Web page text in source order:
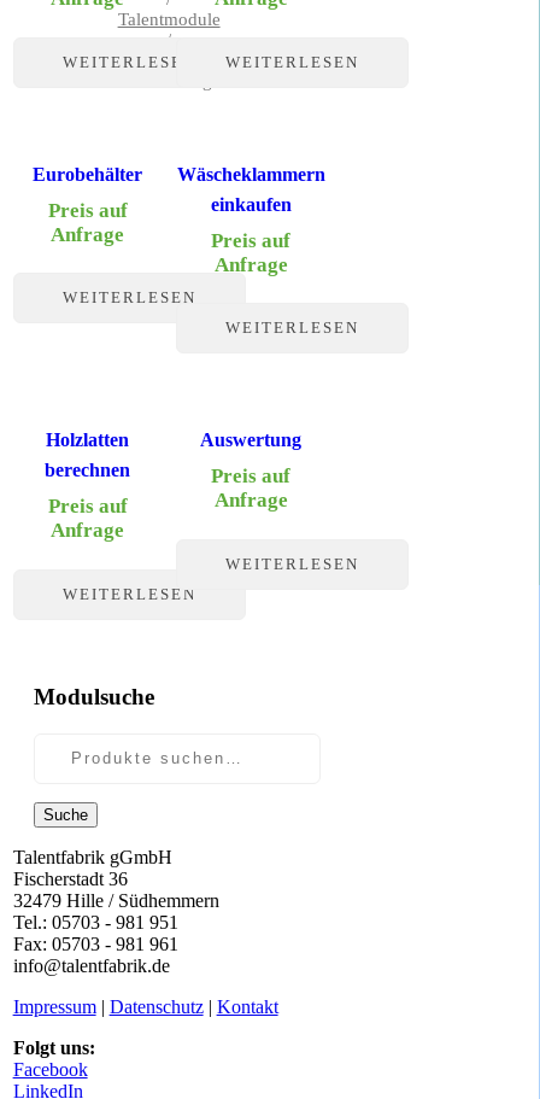
Talentmodule
/
Finanzen, Marketing, Recht und
WEITERLESEN WEITERLESEN
Eurobehälter
Preis auf
Anfrage
WEITERLESEN
Wäscheklammern
einkaufen
Preis auf
Anfrage
WEITERLESEN
Holzlatten
berechnen
Preis auf
Anfrage
WEITERLESEN
Auswertung
Preis auf
Anfrage
WEITERLESEN
Modulsuche
Suche
Talentfabrik gGmbH
Fischerstadt 36
32479 Hille / Südhemmern
Tel.: 05703 - 981 951
Fax: 05703 - 981 961
info@talentfabrik.de
Impressum| Datenschutz| Kontakt
Folgt uns:
Facebook
LinkedIn